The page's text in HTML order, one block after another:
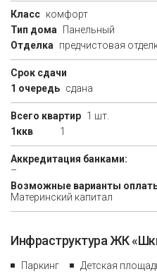
Класс комфорт
Тип дома
Панельный
Отделка
предчистовая
Срок сдачи
1 очередь сдана
Всего квартир 1 шт.
1ккв
1
Аккредитация банками:
–
Возможные варианты
Материнский капитал
Инфраструктура ЖК
Паркинг Детская